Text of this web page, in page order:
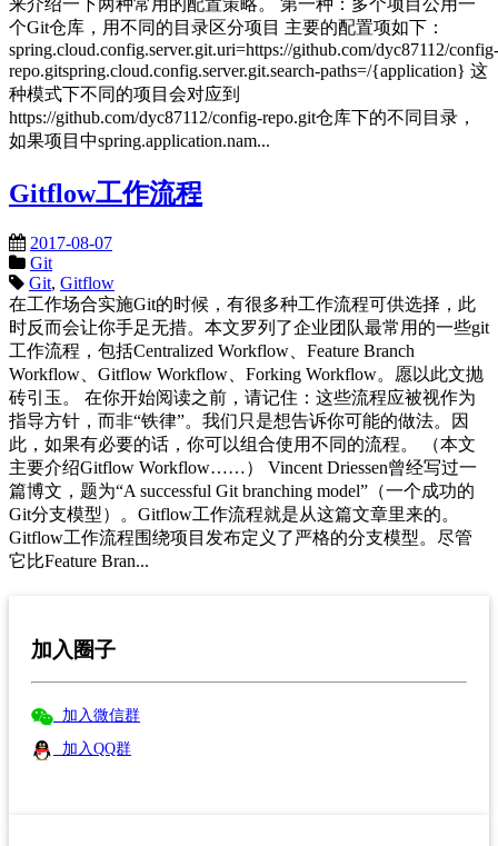
个Git仓库，用不同的目录区分项目 主要的配置项如下：
spring.cloud.config.server.git.uri=https://github.com/dyc87112/config-
repo.gitspring.cloud.config.server.git.search-paths=/{application} 这
种模式下不同的项目会对应到
https://github.com/dyc87112/config-repo.git仓库下的不同目录，
如果项目中spring.application.nam...
Gitflow工作流程
2017-08-07
Git
Git, Gitflow
在工作场合实施Git的时候，有很多种工作流程可供选择，此
时反而会让你手足无措。本文罗列了企业团队最常用的一些git
工作流程，包括Centralized Workflow、Feature Branch
Workflow、Gitflow Workflow、Forking Workflow。愿以此文抛
砖引玉。 在你开始阅读之前，请记住：这些流程应被视作为
指导方针，而非“铁律”。我们只是想告诉你可能的做法。因
此，如果有必要的话，你可以组合使用不同的流程。 （本文
主要介绍Gitflow Workflow……） Vincent Driessen曾经写过一
篇博文，题为“A successful Git branching model”（一个成功的
Git分支模型）。Gitflow工作流程就是从这篇文章里来的。
Gitflow工作流程围绕项目发布定义了严格的分支模型。尽管
它比Feature Bran...
加入圈子
加入微信群
加入QQ群